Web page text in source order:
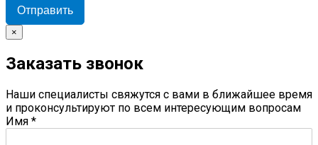
Отправить
×
Заказать звонок
Наши специалисты свяжутся с вами в ближайшее время
и проконсультируют по всем интересующим вопросам
Имя *